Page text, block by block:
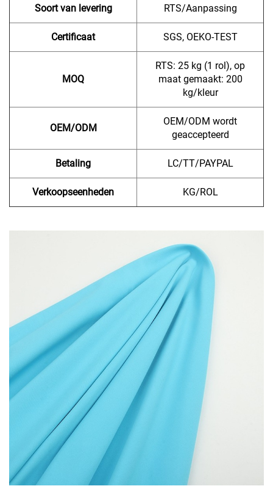
Soort van levering RTS/Aanpassing
Certificaat SGS, OEKO-TEST
MOQ
RTS: 25 kg (1 rol), op
maat gemaakt: 200
kg/kleur
OEM/ODM
OEM/ODM wordt
geaccepteerd
Betaling LC/TT/PAYPAL
Verkoopseenheden KG/ROL